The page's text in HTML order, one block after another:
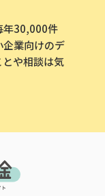
年30,000件
業向けのデ
や相談は気